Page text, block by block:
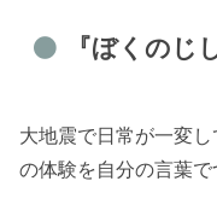
『ぼくのじ
大地震で日常が一変
の体験を自分の言葉で